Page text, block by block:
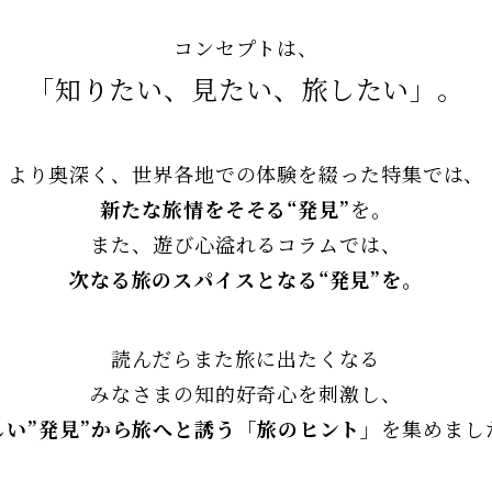
コンセプトは、
「知りたい、見たい、旅したい」。
より奥深く、世界各地での体験を綴った特集では、
新たな旅情をそそる“発見”を。
また、遊び心溢れるコラムでは、
次なる旅のスパイスとなる“発見”を。
読んだらまた旅に出たくなる――
みなさまの知的好奇心を刺激し、
い”発見”から旅へと誘う
「旅のヒント」 を集めまし